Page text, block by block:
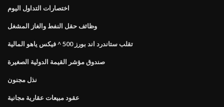
اختصارات التداول اليوم
وظائف حقل النفط والغاز المشغل
تقلب ستاندرد اند بورز 500 ^ فيكس ياهو المالية
صندوق مؤشر القيمة الدولية الصغيرة
نذل مجنون
عقود مبيعات عقارية مجانية